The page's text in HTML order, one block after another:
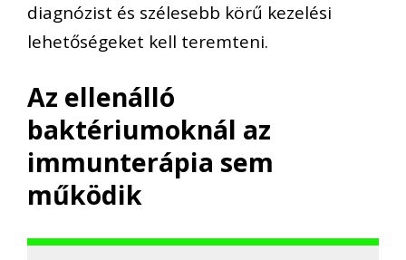
diagnózist és szélesebb körű kezelési
lehetőségeket kell teremteni.
Az ellenálló
baktériumoknál az
immunterápia sem
működik